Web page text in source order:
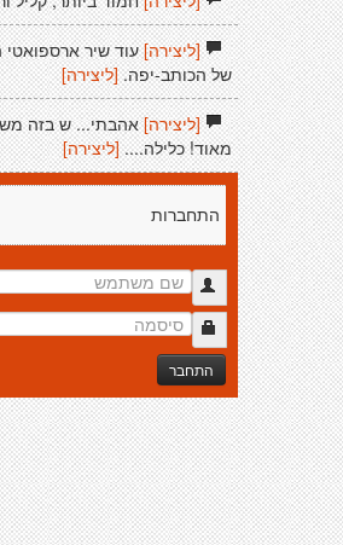
[ליצירה]עוד שיר
של הכותב-יפה. [ליצירה]
[ליצירה]אהבתי... ש בזה
מאוד! כלילה.... [ליצירה]
התחברות
התחבר